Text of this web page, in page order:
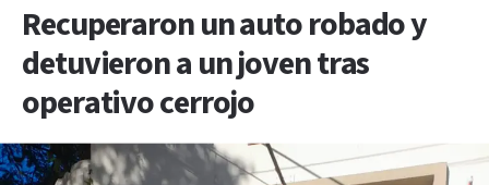
Recuperaron un auto robado y
detuvieron a un joven tras
operativo cerrojo